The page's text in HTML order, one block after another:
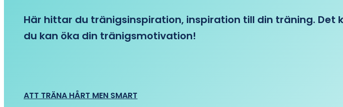
Här hittar du tränigsinspiration, inspiration till din träning.
du kan öka din tränigsmotivation!
ATT TRÄNA HÅRT MEN SMART